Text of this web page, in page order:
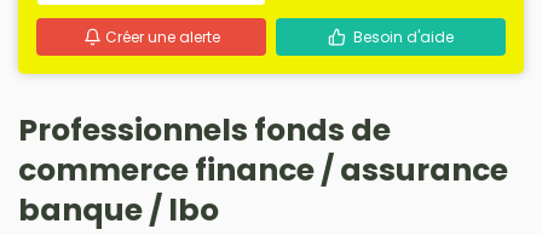
Avis clients
Avis clients
Créer une alerte Besoin d'aide
Professionnels fonds de
commerce finance / assurance
banque / lbo